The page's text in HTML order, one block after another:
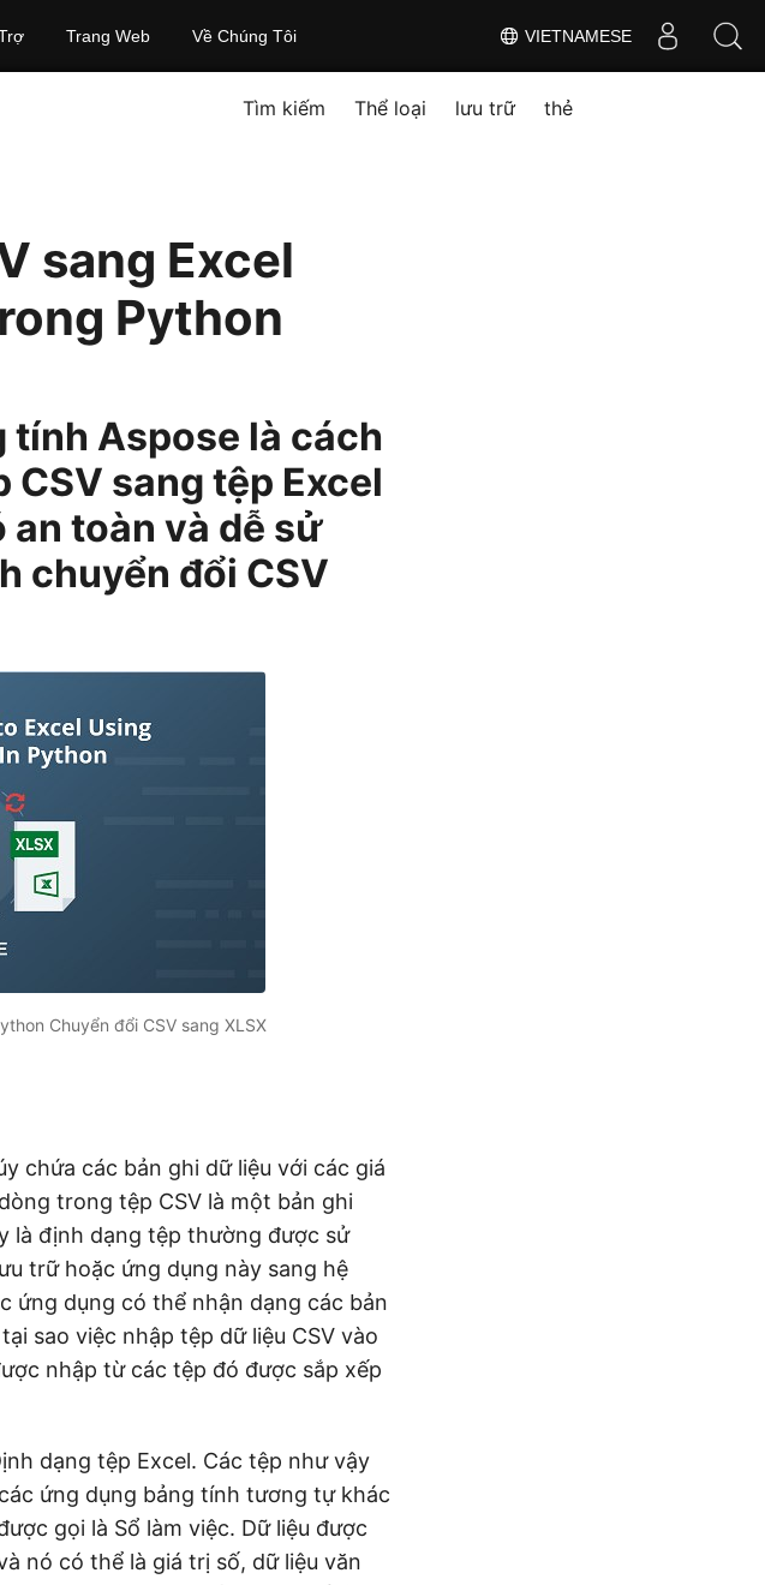
VIETNAMESE
Trang Web Về Chúng Tôi
Tìm kiếm Thể loại lưu trữ thẻ
sang Excel
Python
tính Aspose là cách
sang tệp Excel
an toàn và dễ sử
chuyển đổi CSV
Chuyển đổi CSV sang XLSX
chứa các bản ghi dữ liệu với các giá
trong tệp CSV là một bản ghi
là định dạng tệp thường được sử
trữ hoặc ứng dụng này sang hệ
ứng dụng có thể nhận dạng các bản
sao việc nhập tệp dữ liệu CSV vào
nhập từ các tệp đó được sắp xếp
dạng tệp Excel. Các tệp như vậy
ứng dụng bảng tính tương tự khác
gọi là Sổ làm việc. Dữ liệu được
nó có thể là giá trị số, dữ liệu văn